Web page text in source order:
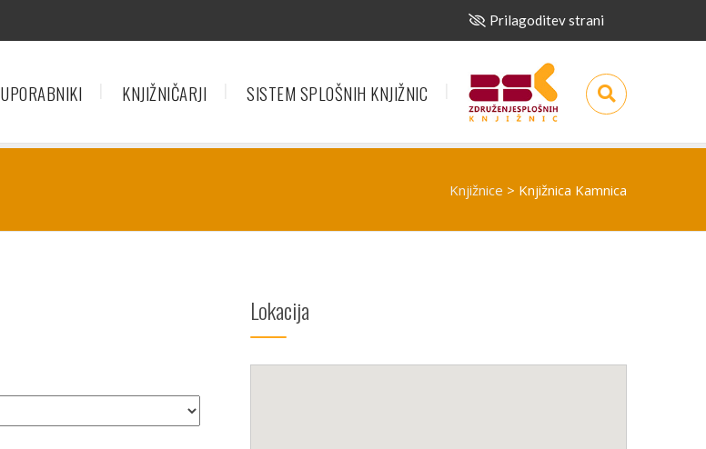
Prilagoditev strani
UPORABNIKI KNJIŽNIČARJI SISTEM SPLOŠNIH KNJIŽNIC
Knjižnice > Knjižnica Kamnica
Lokacija